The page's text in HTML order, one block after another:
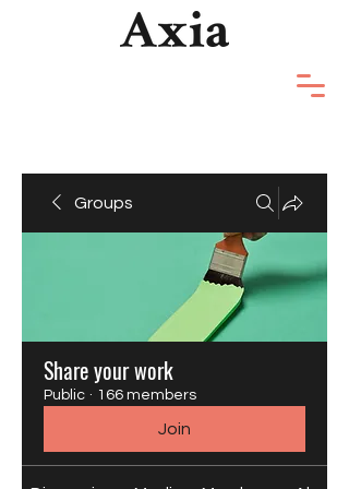
Groups
Share your work
Public · 166 members
Join